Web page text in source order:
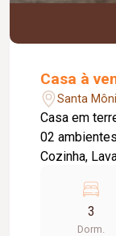
Casa à
Santa
Casa em terreno
02
Cozinha,
3
Dorm.